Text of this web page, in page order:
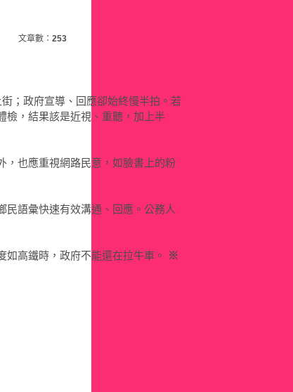
文章數： 253
；政府宣導、回應卻始終慢半拍。若
檢，結果該是近視、重聽，加上半
，也應重視網路民意，如臉書上的粉
民語彙快速有效溝通、回應。公務人
高鐵時，政府不能還在拉牛車。
※